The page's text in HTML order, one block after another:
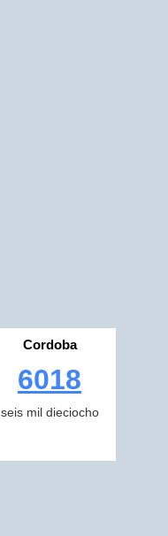
Cordoba
6018
seis mil dieciocho